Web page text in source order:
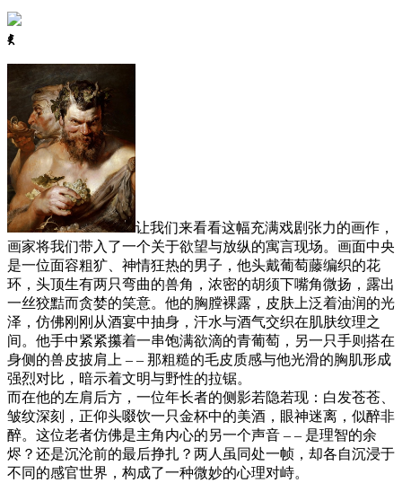
ꈅ
让我们来看看这幅充满戏剧张力的画作，
画家将我们带入了一个关于欲望与放纵的寓言现场。画面中央
是一位面容粗犷、神情狂热的男子，他头戴葡萄藤编织的花
环，头顶生有两只弯曲的兽角，浓密的胡须下嘴角微扬，露出
一丝狡黠而贪婪的笑意。他的胸膛裸露，皮肤上泛着油润的光
泽，仿佛刚刚从酒宴中抽身，汗水与酒气交织在肌肤纹理之
间。他手中紧紧攥着一串饱满欲滴的青葡萄，另一只手则搭在
身侧的兽皮披肩上 – – 那粗糙的毛皮质感与他光滑的胸肌形成
强烈对比，暗示着文明与野性的拉锯。
而在他的左肩后方，一位年长者的侧影若隐若现：白发苍苍、
皱纹深刻，正仰头啜饮一只金杯中的美酒，眼神迷离，似醉非
醉。这位老者仿佛是主角内心的另一个声音 – – 是理智的余
烬？还是沉沦前的最后挣扎？两人虽同处一帧，却各自沉浸于
不同的感官世界，构成了一种微妙的心理对峙。